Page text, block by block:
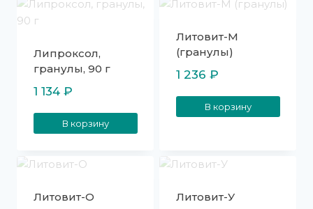
Липроксол,
гранулы, 90 г
1 134 ₽
В корзину
Литовит-М
(гранулы)
1 236 ₽
В корзину
Литовит-О Литовит-У